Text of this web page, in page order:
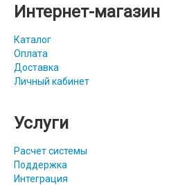
Интернет-магазин
Каталог
Оплата
Доставка
Личный кабинет
Услуги
Расчет системы
Поддержка
Интеграция